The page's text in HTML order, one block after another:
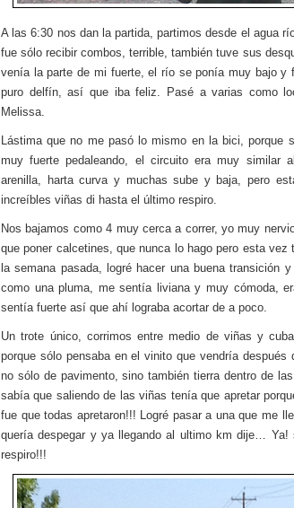
A las 6:30 nos dan la partida, partimos desde el agua
fue sólo recibir combos, terrible, también tuve sus
venía la parte de mi fuerte, el río se ponía muy bajo y
puro delfín, así que iba feliz. Pasé a varias como
Melissa.
Lástima que no me pasó lo mismo en la bici, porque
muy fuerte pedaleando, el circuito era muy similar
arenilla, harta curva y muchas sube y baja, pero
increíbles viñas di hasta el último respiro.
Nos bajamos como 4 muy cerca a correr, yo muy
que poner calcetines, que nunca lo hago pero esta
la semana pasada, logré hacer una buena transición
como una pluma, me sentía liviana y muy cómoda,
sentía fuerte así que ahí lograba acortar de a poco.
Un trote único, corrimos entre medio de viñas y
porque sólo pensaba en el vinito que vendría
no sólo de pavimento, sino también tierra dentro de
sabía que saliendo de las viñas tenía que apretar
fue que todas apretaron!!! Logré pasar a una que me
quería despegar y ya llegando al ultimo km dije…
respiro!!!